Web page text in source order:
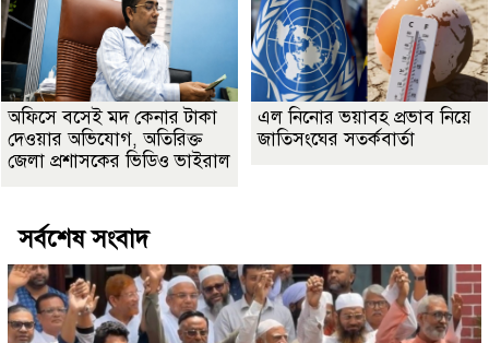
অফিসে বসেই মদ কেনার টাকা
দেওয়ার অভিযোগ, অতিরিক্ত
জেলা প্রশাসকের ভিডিও ভাইরাল
এল নিনোর ভয়াবহ প্রভাব নিয়ে
জাতিসংঘের সতর্কবার্তা
সর্বশেষ সংবাদ